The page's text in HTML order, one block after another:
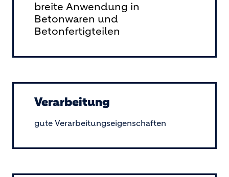
breite Anwendung in
Betonwaren und
Betonfertigteilen
Verarbeitung
gute Verarbeitungseigenschaften